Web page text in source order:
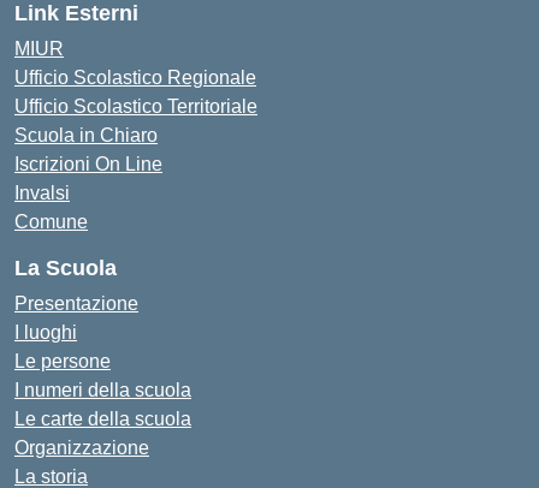
Link Esterni
MIUR
Ufficio Scolastico Regionale
Ufficio Scolastico Territoriale
Scuola in Chiaro
Iscrizioni On Line
Invalsi
Comune
La Scuola
Presentazione
I luoghi
Le persone
I numeri della scuola
Le carte della scuola
Organizzazione
La storia